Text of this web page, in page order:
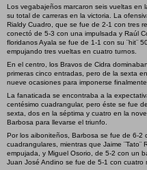
Los vegabajeños marcaron seis vueltas en
su total de carreras en la victoria. La
Rialdy Cuadro, que se fue de 2-1 con tres
conectó de 5-3 con una impulsada y Raúl
floridanos Ayala se fue de 1-1 con su ¨hit¨
empujando tres vueltas en cuatro turnos.
En el centro, los Bravos de Cidra
primeras cinco entradas, pero de la sexta
nueve ocasiones para imponerse finalmente
La fanaticada se encontraba a la
centésimo cuadrangular, pero éste se fue
sexta, dos en la séptima y cuatro en la
Barbosa para llevarse el triunfo.
Por los aiboniteños, Barbosa se fue de 6-2
cuadrangulares, mientras que Jaime
empujada, y Miguel Osorio, de 5-2 con un
Juan José Andino se fue de 5-1 con cuatro